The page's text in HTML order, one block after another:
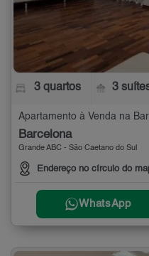
3 quartos 3
Apartamento à Venda na
Barcelona
Grande ABC - São Caetano do Sul
Endereço no círculo do
WhatsApp